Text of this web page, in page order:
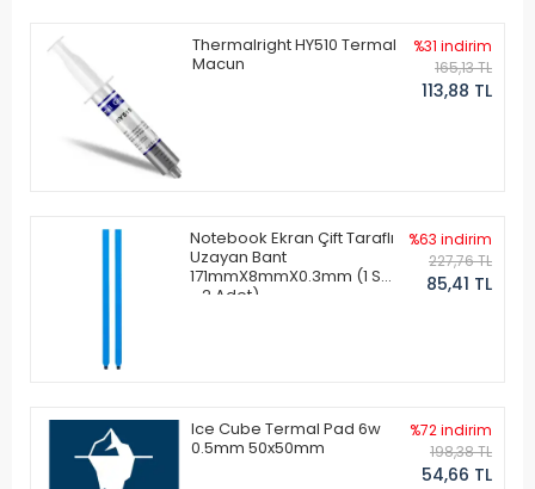
Thermalright HY510 Termal
Macun
%31 indirim
165,13 TL
113,88 TL
Notebook Ekran Çift Taraflı
Uzayan Bant
171mmX8mmX0.3mm (1 Set
- 2 Adet)
%63 indirim
227,76 TL
85,41 TL
Ice Cube Termal Pad 6w
0.5mm 50x50mm
%72 indirim
198,38 TL
54,66 TL